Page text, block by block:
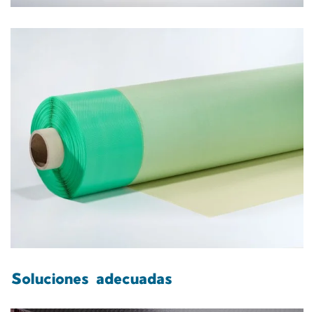
Soluciones adecuadas